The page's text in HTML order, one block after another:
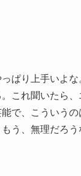
ぱり上手いよ
これ聞いたら
で、こういうの
う、無理だろう